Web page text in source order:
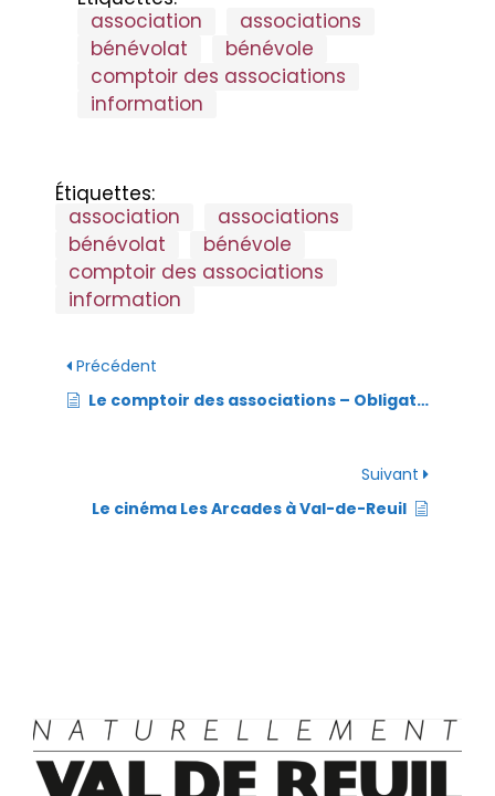
b
o
o
s
A
p
g
er
ri
e
association
associations
bénévolat
bénévole
comptoir des associations
information
Étiquettes:
association
associations
bénévolat
bénévole
comptoir des associations
information
Précédent
Le comptoir des associations – Obligation de déclaration des dons reçus par les associations
Suivant
Le cinéma Les Arcades à Val-de-Reuil